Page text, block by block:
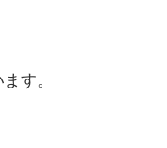
す。